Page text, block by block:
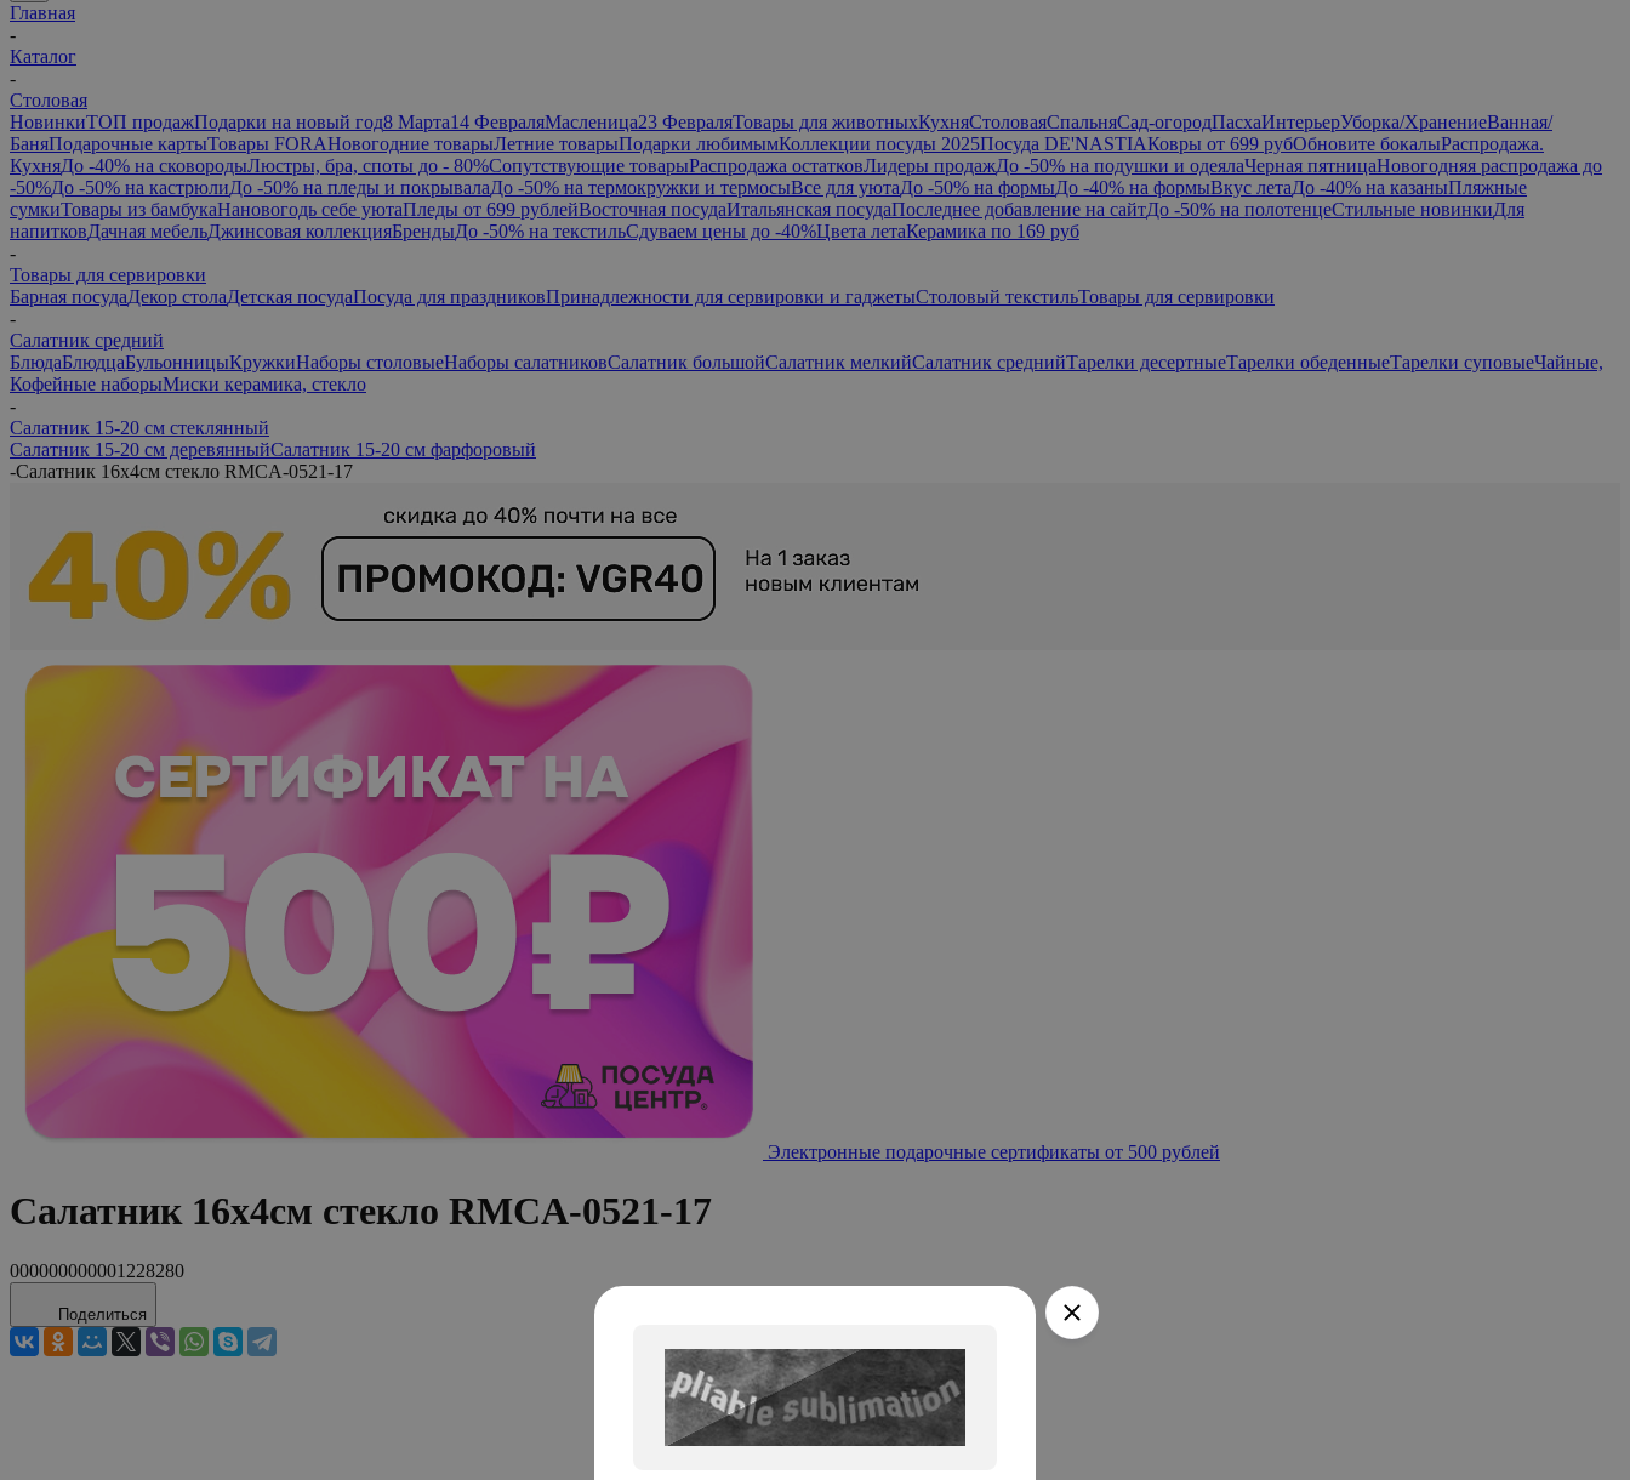
Главная
-
Каталог
-
Столовая
НовинкиТОП продажПодарки на новый год8 Марта14 ФевраляМасленица23 ФевраляТовары для животныхКухняСтоловаяСпальняСад-огородПасхаИнтерьерУборка/ХранениеВанная/
БаняПодарочные картыТовары FORAНовогодние товарыЛетние товарыПодарки любимымКоллекции посуды 2025Посуда DE'NASTIAКовры от 699 рубОбновите бокалыРаспродажа.
КухняДо -40% на сковородыЛюстры, бра, споты до - 80%Сопутствующие товарыРаспродажа остатковЛидеры продажДо -50% на подушки и одеялаЧерная пятницаНовогодняя распродажа до
-50%До -50% на кастрюлиДо -50% на пледы и покрывалаДо -50% на термокружки и термосыВсе для уютаДо -50% на формыДо -40% на формыВкус летаДо -40% на казаныПляжные
сумкиТовары из бамбукаНановогодь себе уютаПледы от 699 рублейВосточная посудаИтальянская посудаПоследнее добавление на сайтДо -50% на полотенцеСтильные новинкиДля
напитковДачная мебельДжинсовая коллекцияБрендыДо -50% на текстильСдуваем цены до -40%Цвета летаКерамика по 169 руб
-
Товары для сервировки
Барная посудаДекор столаДетская посудаПосуда для праздниковПринадлежности для сервировки и гаджетыСтоловый текстильТовары для сервировки
-
Салатник средний
БлюдаБлюдцаБульонницыКружкиНаборы столовыеНаборы салатниковСалатник большойСалатник мелкийСалатник среднийТарелки десертныеТарелки обеденныеТарелки суповыеЧайные,
Кофейные наборыМиски керамика, стекло
-
Салатник 15-20 см стеклянный
Салатник 15-20 см деревянныйСалатник 15-20 см фарфоровый
-Салатник 16х4см стекло RMCA-0521-17
Электронные подарочные сертификаты от 500 рублей
Салатник 16х4см стекло RMCA-0521-17
000000000001228280
Поделиться